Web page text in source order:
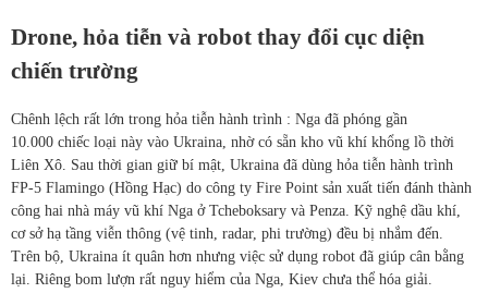
Drone, hỏa tiễn và robot thay đổi cục diện
chiến trường
Chênh lệch rất lớn trong hỏa tiễn hành trình : Nga đã phóng gần
10.000 chiếc loại này vào Ukraina, nhờ có sẵn kho vũ khí khổng lồ thời
Liên Xô. Sau thời gian giữ bí mật, Ukraina đã dùng hỏa tiễn hành trình
FP-5 Flamingo (Hồng Hạc) do công ty Fire Point sản xuất tiến đánh thành
công hai nhà máy vũ khí Nga ở Tcheboksary và Penza. Kỹ nghệ dầu khí,
cơ sở hạ tầng viễn thông (vệ tinh, radar, phi trường) đều bị nhắm đến.
Trên bộ, Ukraina ít quân hơn nhưng việc sử dụng robot đã giúp cân bằng
lại. Riêng bom lượn rất nguy hiểm của Nga, Kiev chưa thể hóa giải.